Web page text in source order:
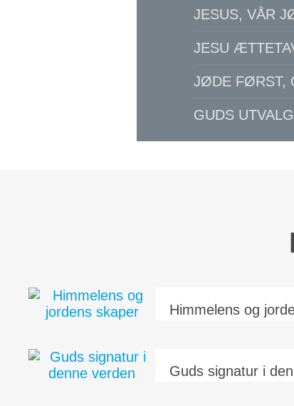
JESUS, VÅR
JESU
JØDE FØRST,
GUDS
Himmelens og
Guds signatur i